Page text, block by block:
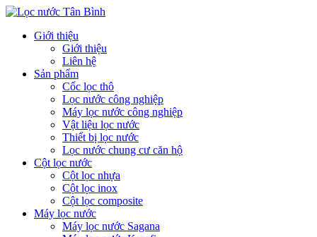
Giới thiệu
Giới thiệu
Liên hệ
Sản phẩm
Cốc lọc thô
Lọc nước công nghiệp
Máy lọc nước công nghiệp
Vật liệu lọc nước
Thiết bị lọc nước
Lọc nước chung cư căn hộ
Cột lọc nước
Cột lọc nhựa
Cột lọc inox
Cột lọc composite
Máy lọc nước
Máy lọc nước Sagana